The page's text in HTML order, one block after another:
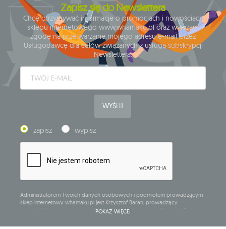
Zapisz się do Newslettera
Chcę otrzymywać informacje o promocjach i nowościach
sklepu internetowego www.whamaku.pl oraz wyrażam
zgodę na przetwarzanie mojego adresu e-mail przez
Usługodawcę dla celów związanych z usługą subskrypcji
Newslettera.
WYŚLIJ
zapisz wypisz
Administratorem Twoich danych osobowych i podmiotem prowadzącym
sklep internetowy whamaku.pl jest Krzysztof Baran, prowadzący
działalność gospodarczą pod firmą: Mouton Interactive Krzysztof Baran
adres głównego miejsca wykonywania działalności w Siedlcach, ul.
POKAŻ WIĘCEJ